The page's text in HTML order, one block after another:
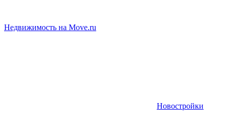
Недвижимость на Move.ru
Новостройки